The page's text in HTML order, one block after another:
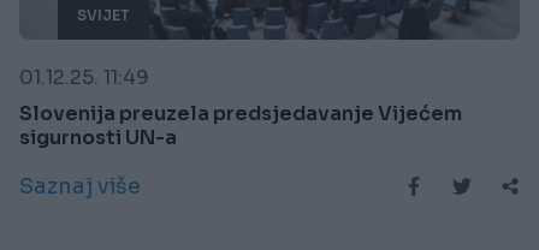
SVIJET
01.12.25. 11:49
Slovenija preuzela predsjedavanje Vijećem
sigurnosti UN-a
Saznaj više